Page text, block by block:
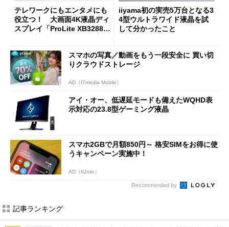
テレワークにもエンタメにも
役立つ！ 大画面4K液晶ディ
スプレイ「ProLite XB3288U
iiyama初の実売5万台となる3
4型ウルトラワイド液晶を試
して分かったこと
スマホの写真／動画をもう一段安全に 買い切
りクラウドストレージ
AD（ITmedia Mobile）
アイ・オー、低遅延モードも備えたWQHD表
示対応の23.8型ゲーミング液晶
スマホ2GBで月額850円～ 格安SIMをお得に使
うキャンペーン実施中！
AD（IIJmio）
Recommended by
記事ランキング